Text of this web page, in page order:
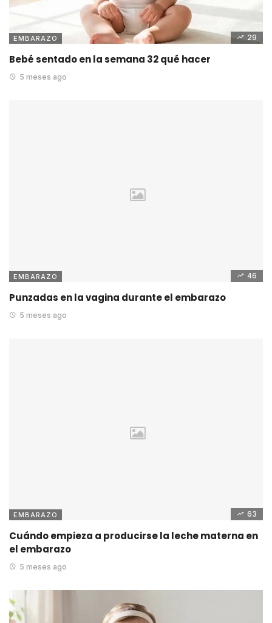
EMBARAZO 29
Bebé sentado en la semana 32 qué hacer
5 meses ago
EMBARAZO 46
Punzadas en la vagina durante el embarazo
5 meses ago
EMBARAZO 63
Cuándo empieza a producirse la leche materna en
el embarazo
5 meses ago